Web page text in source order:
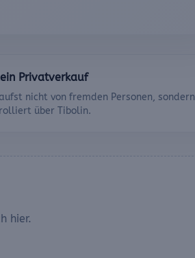
Privatverkauf
nicht von fremden Personen, sondern
über Tibolin.
hier.